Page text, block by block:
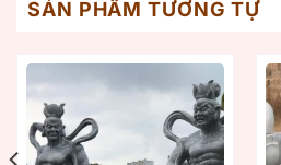
SẢN PHẨM TƯƠNG TỰ